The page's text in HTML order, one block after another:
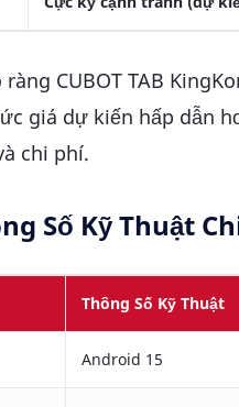
ràng CUBOT TAB
giá dự kiến hấp dẫn
chi phí.
Số Kỹ Thuật
Thông Số Kỹ Thuật
Android 15